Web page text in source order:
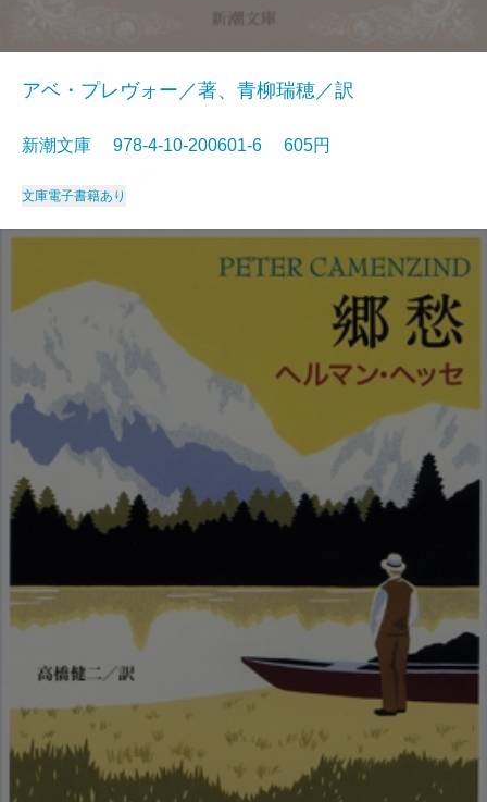
アベ・プレヴォー／著、青柳瑞穂／訳
新潮文庫 978-4-10-200601-6 605円
文庫電子書籍あり